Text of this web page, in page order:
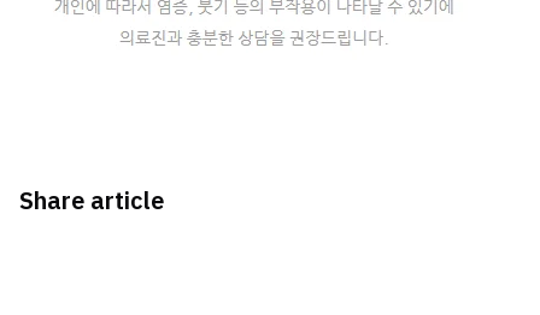
Share article